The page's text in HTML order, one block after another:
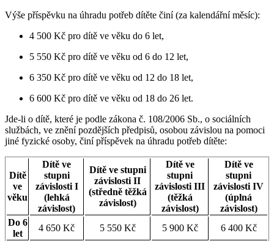
Výše příspěvku na úhradu potřeb dítěte činí (za kalendářní měsíc):
4 500 Kč pro dítě ve věku do 6 let,
5 550 Kč pro dítě ve věku od 6 do 12 let,
6 350 Kč pro dítě ve věku od 12 do 18 let,
6 600 Kč pro dítě ve věku od 18 do 26 let.
Jde-li o dítě, které je podle zákona č. 108/2006 Sb., o sociálních
službách, ve znění pozdějších předpisů, osobou závislou na pomoci
jiné fyzické osoby, činí příspěvek na úhradu potřeb dítěte:
Dítě
ve
věku
Dítě ve
stupni
závislosti I
(lehká
závislost)
Dítě ve stupni
závislosti II
(středně těžká
závislost)
Dítě ve
stupni
závislosti III
(těžká
závislost)
Dítě ve
stupni
závislosti IV
(úplná
závislost)
Do 6
let
4 650 Kč 5 550 Kč 5 900 Kč
6 400 Kč